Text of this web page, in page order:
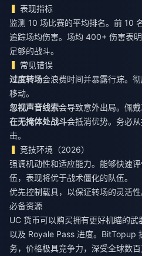
表现指标
监测 10 场比赛的平均排名。前 10
追踪场均伤害。场均 400+ 伤害表
足够的战斗。
常见错误
过度转场会浪费时间并暴露行踪。
移动。
忽视声音线索会导致意外出局。佩戴
在无掩体处战斗会抵消优势。务必
击。
竞技环境（2026）
强调机动性和适应能力。能够快速
伍，表现将优于战术僵化的队伍。
优先控制载具，以保证转场的灵活性
必备资源
UC 货币可以购买拥有更好机瞄的
以及 Royale Pass 进度。BitTopup
务，价格极具竞争力，深受全球数百